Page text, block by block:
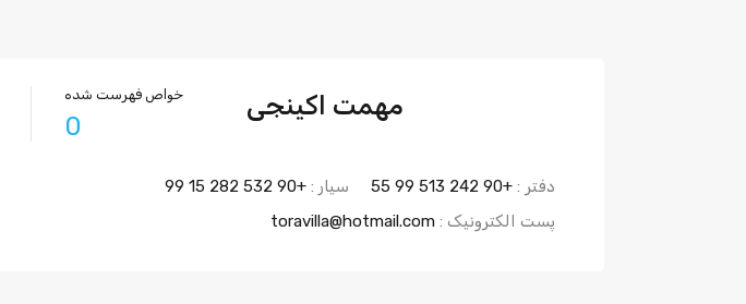
مهمت اکینجی خواص فهرست شده
0
دفتر : +90 242 513 99 55 سیار : +90 532 282 15 99
پست الکترونیک : toravilla@hotmail.com